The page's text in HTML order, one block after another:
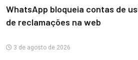
WhatsApp bloqueia contas de
de reclamações na web
3 de agosto de 2026